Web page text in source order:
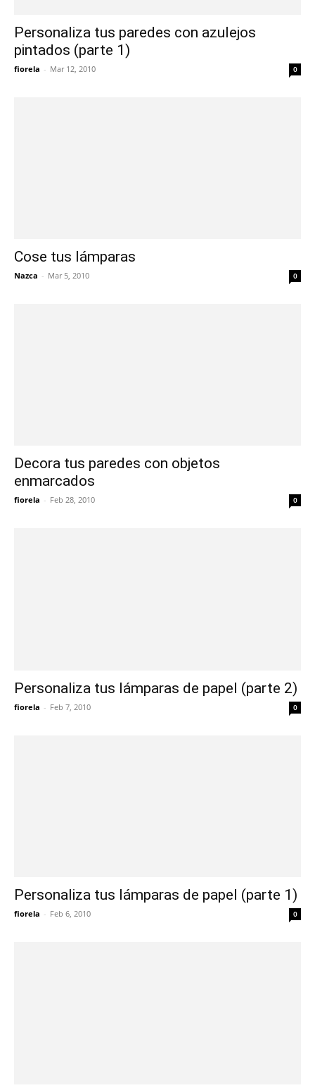
Personaliza tus paredes con azulejos
pintados (parte 1)
fiorela - Mar 12, 2010 0
Cose tus lámparas
Nazca - Mar 5, 2010 0
Decora tus paredes con objetos
enmarcados
fiorela - Feb 28, 2010 0
Personaliza tus lámparas de papel (parte 2)
fiorela - Feb 7, 2010 0
Personaliza tus lámparas de papel (parte 1)
fiorela - Feb 6, 2010 0